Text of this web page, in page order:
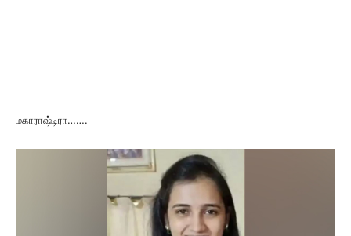
மகாராஷ்டிரா…….